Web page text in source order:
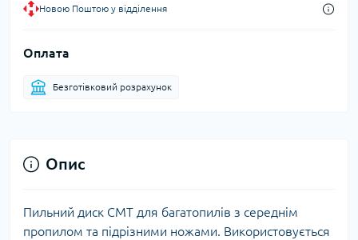
Новою Поштою у відділення
Оплата
Безготівковий розрахунок
Опис
Пильний диск СМТ для багатопилів з середнім
пропилом та підрізними ножами. Використовується